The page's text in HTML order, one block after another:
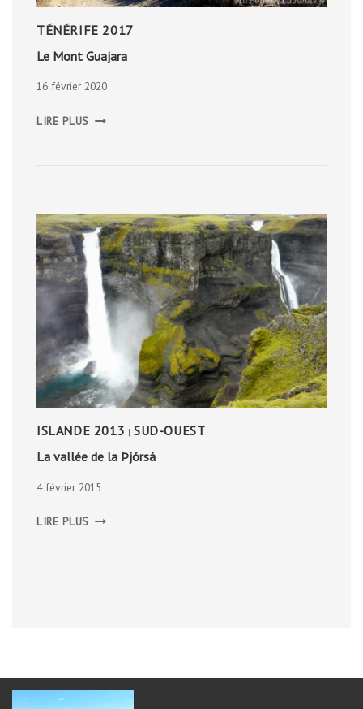
TÉNÉRIFE 2017
Le Mont Guajara
16 février 2020
LIRE PLUS MONT
ISLANDE 2013 | SUD-OUEST
La vallée de la Þjórsá
4 février 2015
LIRE PLUS VALLÉE